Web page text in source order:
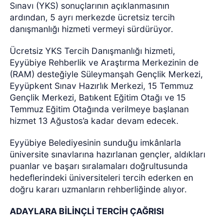
Sınavı (YKS) sonuçlarının açıklanmasının
ardından, 5 ayrı merkezde ücretsiz tercih
danışmanlığı hizmeti vermeyi sürdürüyor.
Ücretsiz YKS Tercih Danışmanlığı hizmeti,
Eyyübiye Rehberlik ve Araştırma Merkezinin de
(RAM) desteğiyle Süleymanşah Gençlik Merkezi,
Eyyüpkent Sınav Hazırlık Merkezi, 15 Temmuz
Gençlik Merkezi, Batıkent Eğitim Otağı ve 15
Temmuz Eğitim Otağında verilmeye başlanan
hizmet 13 Ağustos’a kadar devam edecek.
Eyyübiye Belediyesinin sunduğu imkânlarla
üniversite sınavlarına hazırlanan gençler, aldıkları
puanlar ve başarı sıralamaları doğrultusunda
hedeflerindeki üniversiteleri tercih ederken en
doğru kararı uzmanların rehberliğinde alıyor.
ADAYLARA BİLİNÇLİ TERCİH ÇAĞRISI